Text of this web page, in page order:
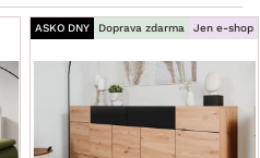
ASKO DNY Doprava zdarma Jen e-shop